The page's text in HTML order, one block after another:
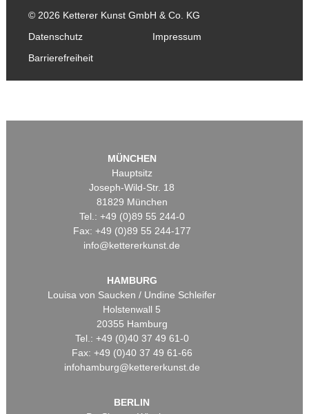
© 2026 Ketterer Kunst GmbH & Co. KG
Datenschutz
Impressum
Barrierefreiheit
MÜNCHEN
Hauptsitz
Joseph-Wild-Str. 18
81829 München
Tel.: +49 (0)89 55 244-0
Fax: +49 (0)89 55 244-177
info@kettererkunst.de
HAMBURG
Louisa von Saucken / Undine Schleifer
Holstenwall 5
20355 Hamburg
Tel.: +49 (0)40 37 49 61-0
Fax: +49 (0)40 37 49 61-66
infohamburg@kettererkunst.de
BERLIN